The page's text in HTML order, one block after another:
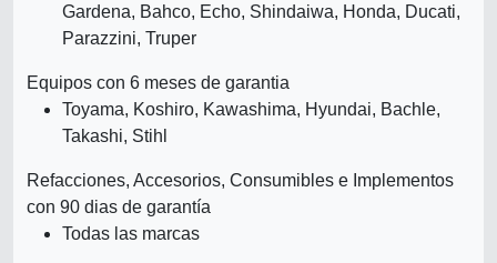
Gardena, Bahco, Echo, Shindaiwa, Honda, Ducati,
Parazzini, Truper
Equipos con 6 meses de garantia
Toyama, Koshiro, Kawashima, Hyundai, Bachle,
Takashi, Stihl
Refacciones, Accesorios, Consumibles e Implementos
con 90 dias de garantía
Todas las marcas